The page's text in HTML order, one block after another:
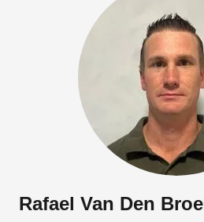
Rafael Van Den